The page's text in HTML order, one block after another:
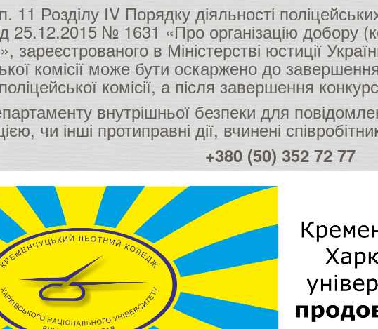
11 Розділу ІV Порядку діяльності
25.12.2015 № 1631 «Про організацію добору
зареєстрованого в Міністерстві юстиції
комісії може бути оскаржено до
поліцейської комісії, а після завершення
внутрішньої безпеки для
чи інші протиправні дії, вчинені
+380 (50) 352 72 77